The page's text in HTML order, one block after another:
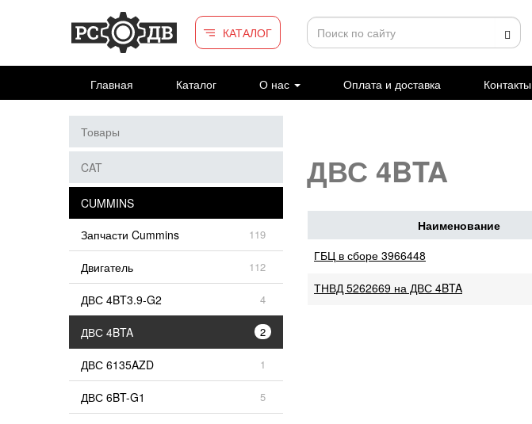
Перейти к основному содержанию
КАТАЛОГ
Главная Каталог О нас Оплата и доставка Контакты
ДВС 4BTA
Наименование
ГБЦ в сборе 3966448
ТНВД 5262669 на ДВС 4BTA
Товары
CAT
CUMMINS
Запчасти Cummins
119
Двигатель 112
ДВС 4BT3.9-G2 4
ДВС 4BTA 2
ДВС 6135AZD 1
ДВС 6BT-G1 5